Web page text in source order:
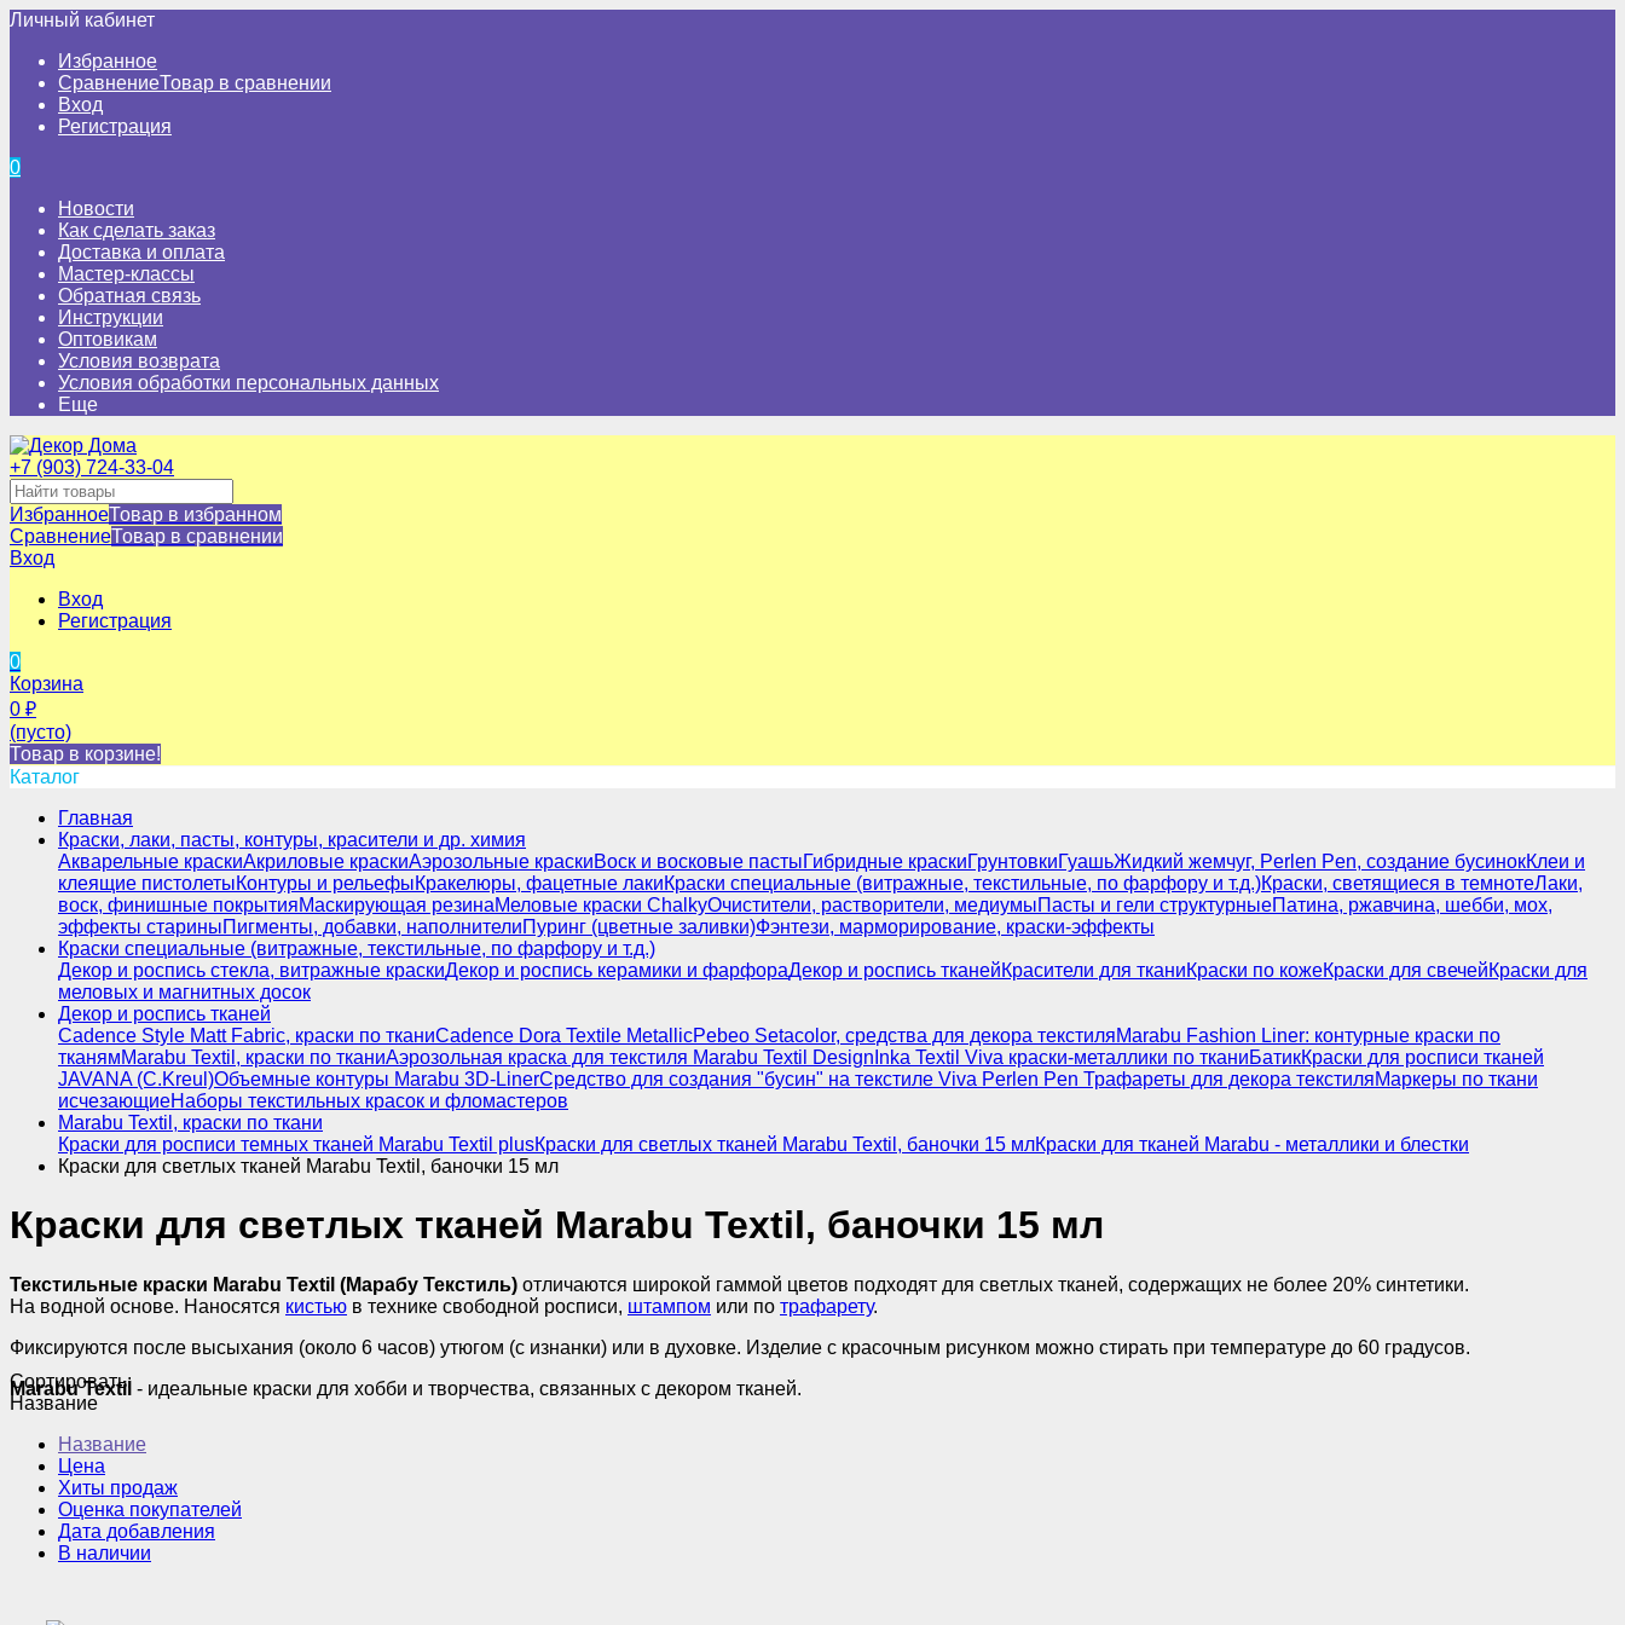
Личный кабинет
Избранное
СравнениеТовар в сравнении
Вход
Регистрация
0
Новости
Как сделать заказ
Доставка и оплата
Мастер-классы
Обратная связь
Инструкции
Оптовикам
Условия возврата
Условия обработки персональных данных
Еще
+7 (903) 724-33-04
ИзбранноеТовар в избранном
СравнениеТовар в сравнении
Вход
Вход
Регистрация
0
Корзина
0 ₽
(пусто)
Товар в корзине!
Каталог
Главная
Краски, лаки, пасты, контуры, красители и др. химия
Акварельные краскиАкриловые краскиАэрозольные краскиВоск и восковые пастыГибридные краскиГрунтовкиГуашьЖидкий жемчуг, Perlen Pen, создание бусинокКлеи и
клеящие пистолетыКонтуры и рельефыКракелюры, фацетные лакиКраски специальные (витражные, текстильные, по фарфору и т.д.)Краски, светящиеся в темнотеЛаки,
воск, финишные покрытияМаскирующая резинаМеловые краски ChalkyОчистители, растворители, медиумыПасты и гели структурныеПатина, ржавчина, шебби, мох,
эффекты стариныПигменты, добавки, наполнителиПуринг (цветные заливки)Фэнтези, марморирование, краски-эффекты
Краски специальные (витражные, текстильные, по фарфору и т.д.)
Декор и роспись стекла, витражные краскиДекор и роспись керамики и фарфораДекор и роспись тканейКрасители для тканиКраски по кожеКраски для свечейКраски для
меловых и магнитных досок
Декор и роспись тканей
Cadence Style Matt Fabric, краски по тканиCadence Dora Textile MetallicPebeo Setacolor, средства для декора текстиляMarabu Fashion Liner: контурные краски по
тканямMarabu Textil, краски по тканиАэрозольная краска для текстиля Marabu Textil Design Inka Textil Viva краски-металлики по тканиБатикКраски для росписи тканей
JAVANA (C.Kreul)Объемные контуры Marabu 3D-LinerСредство для создания "бусин" на текстиле Viva Perlen Pen Трафареты для декора текстиляМаркеры по ткани
исчезающиеНаборы текстильных красок и фломастеров
Marabu Textil, краски по ткани
Краски для росписи темных тканей Marabu Textil plusКраски для светлых тканей Marabu Textil, баночки 15 млКраски для тканей Marabu - металлики и блестки
Краски для светлых тканей Marabu Textil, баночки 15 мл
Краски для светлых тканей Marabu Textil, баночки 15 мл
Текстильные краски Marabu Textil (Марабу Текстиль) отличаются широкой гаммой цветов подходят для светлых тканей, содержащих не более 20% синтетики.
На водной основе. Наносятся кистью в технике свободной росписи, штампом или по трафарету.
Фиксируются после высыхания (около 6 часов) утюгом (с изнанки) или в духовке. Изделие с красочным рисунком можно стирать при температуре до 60 градусов.
Marabu Textil - идеальные краски для хобби и творчества, связанных с декором тканей.
Сортировать:
Название
Название
Цена
Хиты продаж
Оценка покупателей
Дата добавления
В наличии